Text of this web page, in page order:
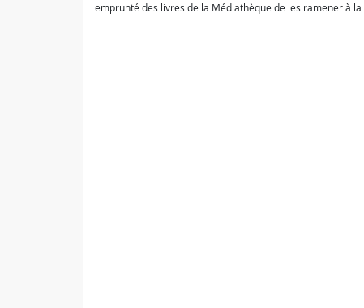
emprunté des livres de la Médiathèque de les ramener à